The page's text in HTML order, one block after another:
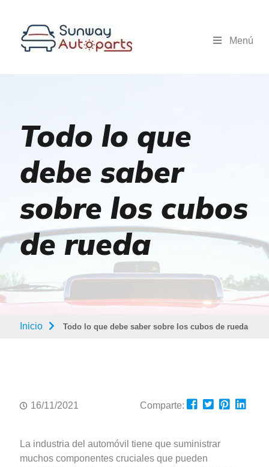
Menú
Todo lo que
debe saber
sobre los cubos
de rueda
Inicio Todo lo que debe saber sobre los cubos de rueda
16/11/2021 Comparte:
La industria del automóvil tiene que suministrar
muchos componentes cruciales que pueden